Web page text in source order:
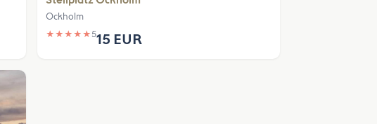
Ockholm
★ ★ ★ ★ ★515 EUR